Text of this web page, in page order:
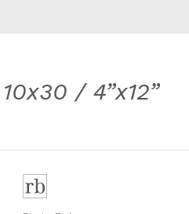
10x30 / 4”x12”